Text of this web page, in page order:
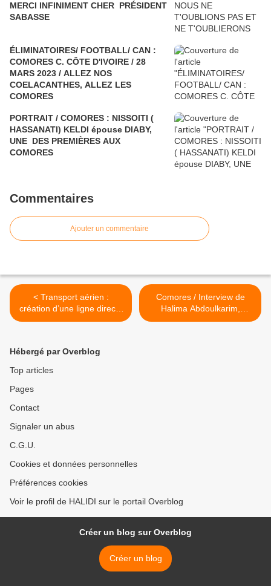
MERCI INFINIMENT CHER PRÉSIDENT
SABASSE
ÉLIMINATOIRES/ FOOTBALL/ CAN :
COMORES C. CÔTE D'IVOIRE / 28
MARS 2023 / ALLEZ NOS
COELACANTHES, ALLEZ LES
COMORES
PORTRAIT / COMORES : NISSOITI (
HASSANATI) KELDI épouse DIABY,
UNE DES PREMIÈRES AUX
COMORES
Commentaires
Ajouter un commentaire
< Transport aérien :
création d’une ligne directe
Mayotte – Paris à partir de
Comores / Interview de
Halima Abdoulkarim,
Directrice Nationale de la
Hébergé par Overblog
Top articles
Pages
Contact
Signaler un abus
C.G.U.
Cookies et données personnelles
Préférences cookies
Voir le profil de HALIDI sur le portail Overblog
Créer un blog sur Overblog
Créer un blog